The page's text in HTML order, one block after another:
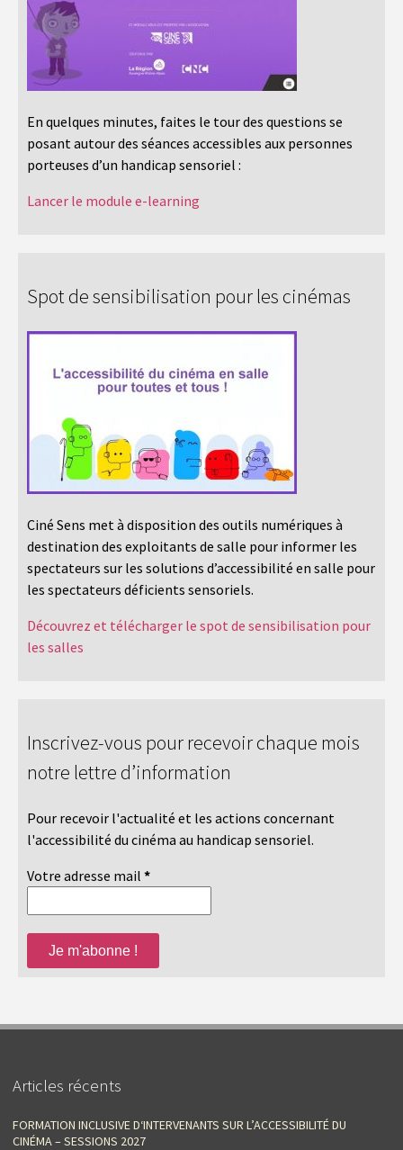
En quelques minutes, faites le tour des questions se
posant autour des séances accessibles aux personnes
porteuses d’un handicap sensoriel :
Lancer le module e-learning
Spot de sensibilisation pour les cinémas
Ciné Sens met à disposition des outils numériques à
destination des exploitants de salle pour informer les
spectateurs sur les solutions d’accessibilité en salle pour
les spectateurs déficients sensoriels.
Découvrez et télécharger le spot de sensibilisation pour
les salles
Inscrivez-vous pour recevoir chaque mois
notre lettre d’information
Pour recevoir l'actualité et les actions concernant
l'accessibilité du cinéma au handicap sensoriel.
Votre adresse mail *
Articles récents
FORMATION INCLUSIVE D‘INTERVENANTS SUR L’ACCESSIBILITÉ DU
CINÉMA – SESSIONS 2027